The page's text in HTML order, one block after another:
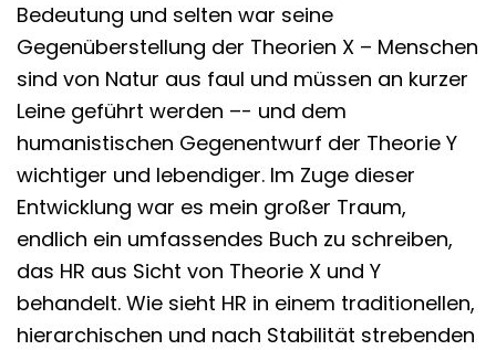
Bedeutung und selten war seine
Gegenüberstellung der Theorien X – Menschen
sind von Natur aus faul und müssen an kurzer
Leine geführt werden –- und dem
humanistischen Gegenentwurf der Theorie Y
wichtiger und lebendiger. Im Zuge dieser
Entwicklung war es mein großer Traum,
endlich ein umfassendes Buch zu schreiben,
das HR aus Sicht von Theorie X und Y
behandelt. Wie sieht HR in einem traditionellen,
hierarchischen und nach Stabilität strebenden